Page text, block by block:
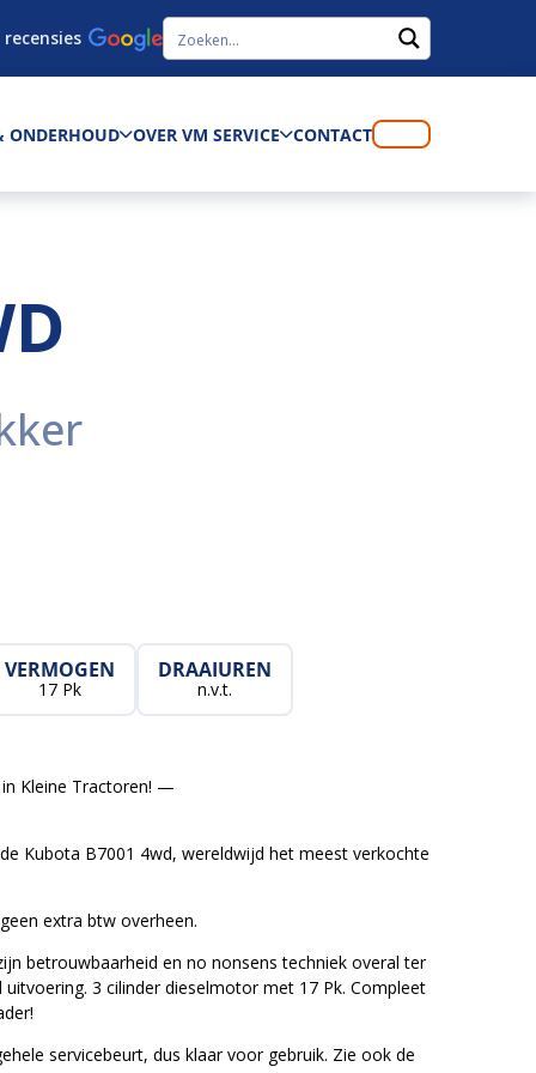
recensies
ONDERHOUD OVER VM SERVICE CONTACT
VERMOGEN
17 Pk
DRAAIUREN
n.v.t.
Kleine Tractoren! —
Kubota B7001 4wd, wereldwijd het meest verkochte
extra btw overheen.
betrouwbaarheid en no nonsens techniek overal ter
3 cilinder dieselmotor met 17 Pk. Compleet
servicebeurt, dus klaar voor gebruik. Zie ook de